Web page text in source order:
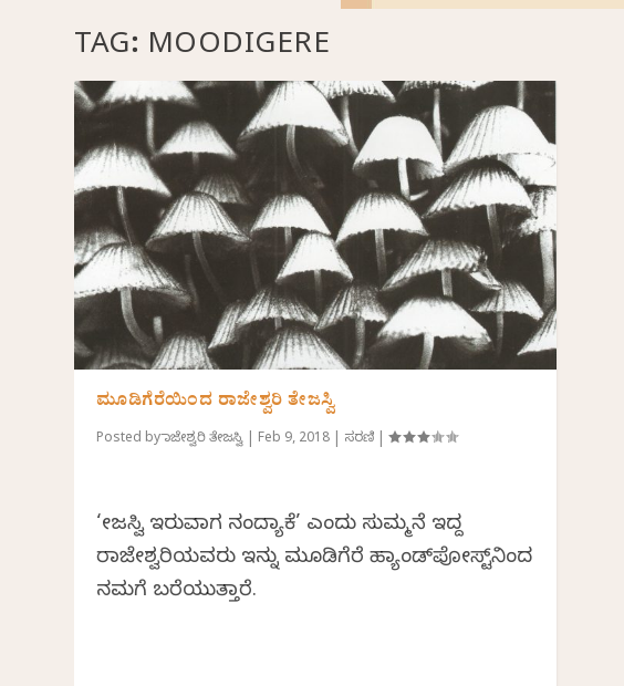
TAG: MOODIGERE
ಮೂಡಿಗೆರೆಯಿಂದ ರಾಜೇಶ್ವರಿ ತೇಜಸ್ವಿ
Posted byರಾಜೇಶ್ವರಿ ತೇಜಸ್ವಿ Feb 9, 2018 ಸರಣಿ |
‘ತೇಜಸ್ವಿ ಇರುವಾಗ ನಂದ್ಯಾಕೆ’ ಎಂದು ಸುಮ್ಮನೆ ಇದ್ದ
ರಾಜೇಶ್ವರಿಯವರು ಇನ್ನು ಮೂಡಿಗೆರೆ ಹ್ಯಾಂಡ್‌ಪೋಸ್ಟ್‌ನಿಂದ
ನಮಗೆ ಬರೆಯುತ್ತಾರೆ.